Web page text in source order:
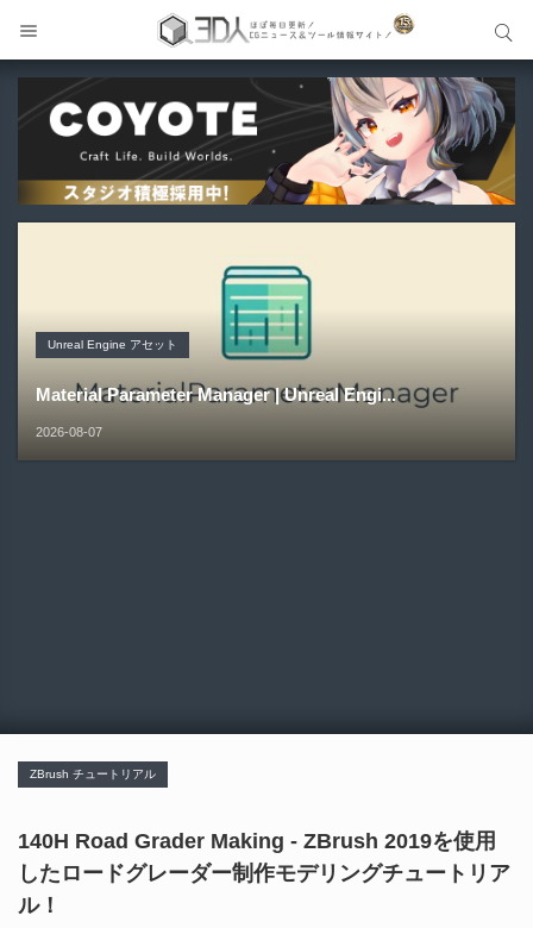
Buldozer | Blender向けリトポロジーツールセットアドオ
ン！
2026-08-09
Maya プラグイン
Gizmify Media Plane 2 | MP4・AVI・MKV・MOVな...
2026-08-08
Unreal Engine アセット
Material Parameter Manager | Unreal Engi...
2026-08-07
Pipe It | 直感的にパイプ形状を構築出来るUnreal Engine
5...
2026-08-05
Directive Utilities | ブループリントライブラリやエディタ
ス...
2026-08-03
ZBrush チュートリアル
140H Road Grader Making - ZBrush 2019を使用
したロードグレーダー制作モデリングチュートリア
ル！
サイト内検索